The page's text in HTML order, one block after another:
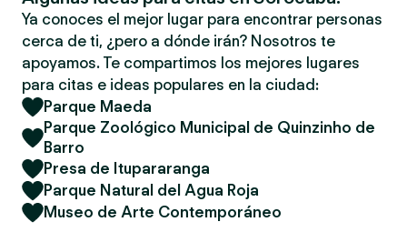
Ya conoces el mejor lugar para encontrar personas
cerca de ti, ¿pero a dónde irán? Nosotros te
apoyamos. Te compartimos los mejores lugares
para citas e ideas populares en la ciudad:
Parque Maeda
Parque Zoológico Municipal de Quinzinho de
Barro
Presa de Itupararanga
Parque Natural del Agua Roja
Museo de Arte Contemporáneo